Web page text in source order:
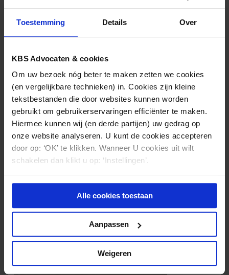
Toestemming Details Over
KBS Advocaten & cookies
Om uw bezoek nóg beter te maken zetten we cookies
(en vergelijkbare technieken) in. Cookies zijn kleine
tekstbestanden die door websites kunnen worden
gebruikt om gebruikerservaringen efficiënter te maken.
Hiermee kunnen wij (en derde partijen) uw gedrag op
onze website analyseren. U kunt de cookies accepteren
door op: ‘OK’ te klikken. Wanneer U cookies uit wilt
schakelen dan klikt u op: ‘Instellingen’.
Alle cookies toestaan
Aanpassen
Weigeren
GEZONDHEIDSZORG07.08.2026
Beledigende uitlatingen over een ziekte in
een publicatie: wie mag daarover klagen?